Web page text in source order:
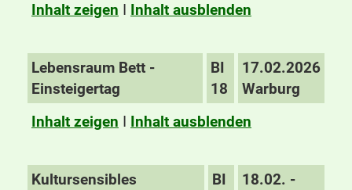
Inhalt zeigen I Inhalt ausblenden
Lebensraum Bett -
Einsteigertag
BI
18
17.02.2026
Warburg
Inhalt zeigen I Inhalt ausblenden
Kultursensibles
BI
18.02. -